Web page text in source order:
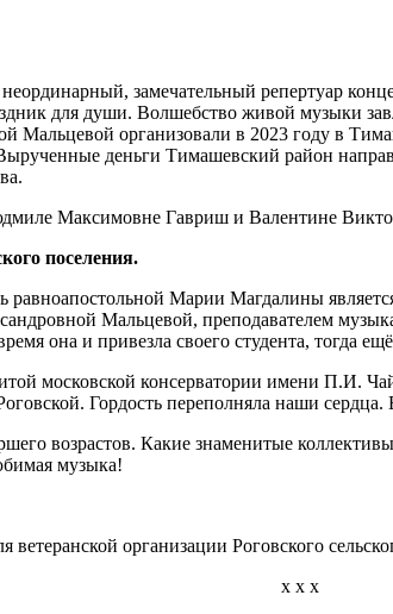
замечательный репертуар
для души. Волшебство живой музыки
Мальцевой организовали в 2023 году в
деньги Тимашевский район
Максимовне Гавриш и Валентине
поселения.
Марии Магдалины
Мальцевой, преподавателем
она и привезла своего студента, тогда
московской консерватории имени П.И.
Гордость переполняла наши
возрастов. Какие знаменитые
музыка!
организации Роговского
х х х